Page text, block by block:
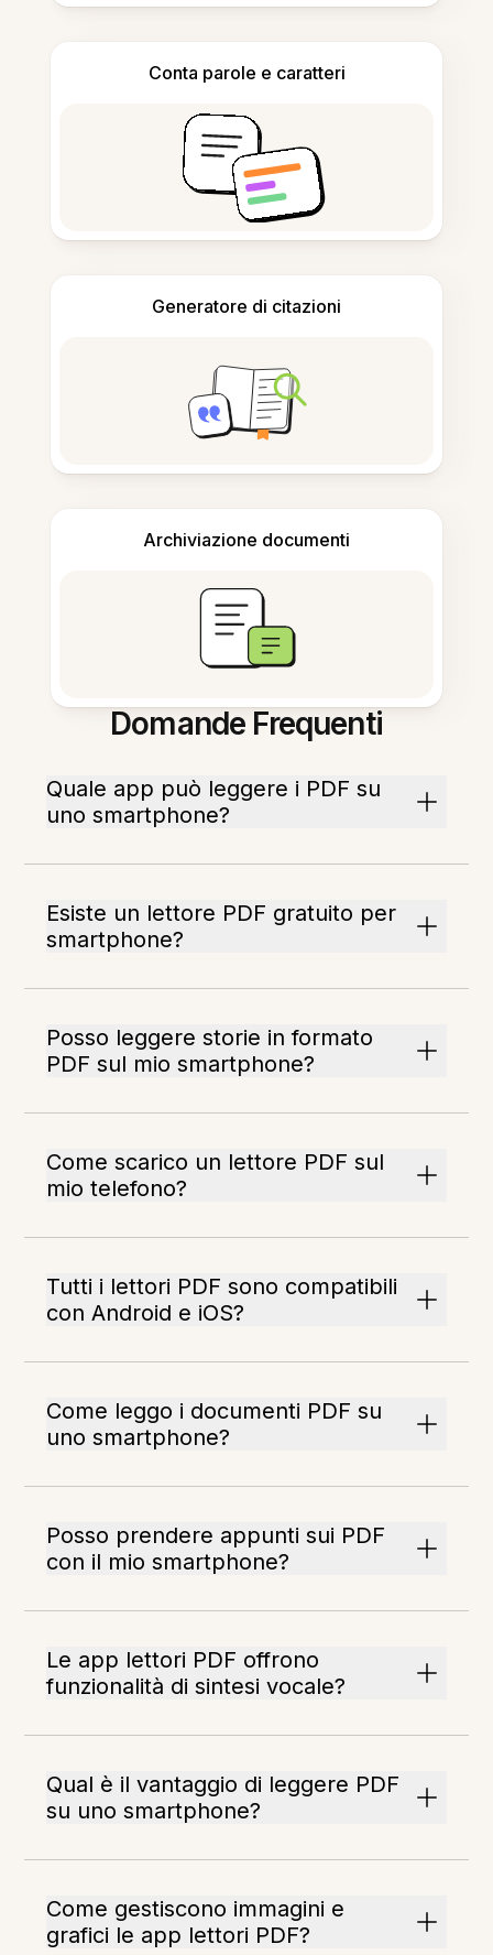
Conta parole e caratteri
Generatore di citazioni
Archiviazione documenti
Domande Frequenti
Quale app può leggere i PDF su
uno smartphone?
Esiste un lettore PDF gratuito per
smartphone?
Posso leggere storie in formato
PDF sul mio smartphone?
Come scarico un lettore PDF sul
mio telefono?
Tutti i lettori PDF sono compatibili
con Android e iOS?
Come leggo i documenti PDF su
uno smartphone?
Posso prendere appunti sui PDF
con il mio smartphone?
Le app lettori PDF offrono
funzionalità di sintesi vocale?
Qual è il vantaggio di leggere PDF
su uno smartphone?
Come gestiscono immagini e
grafici le app lettori PDF?